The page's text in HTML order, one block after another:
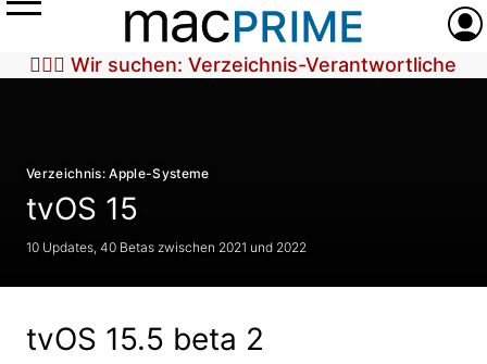
Menü
🕵🏼‍♀️ Wir suchen: Verzeichnis-Verantwortliche
Verzeichnis: Apple-Systeme
tvOS 15
10 Updates, 40 Betas zwischen 2021 und 2022
tvOS 15.5 beta 2